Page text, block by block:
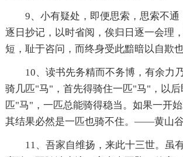
9、小有疑处，即便思索，思索不通
逐日抄记，以时省阅，俟归日逐一会理
短，耻于咨问，而终身受此黯暗以自
10、读书先务精而不务博，有余力
骑几匹"马"，首先得骑住一匹"马"，以
匹"马"，一匹总能骑得稳当。如果一开始
其结果必然是一匹也骑不住。——黄山谷
11、吾家自维扬，来此十三世。虽